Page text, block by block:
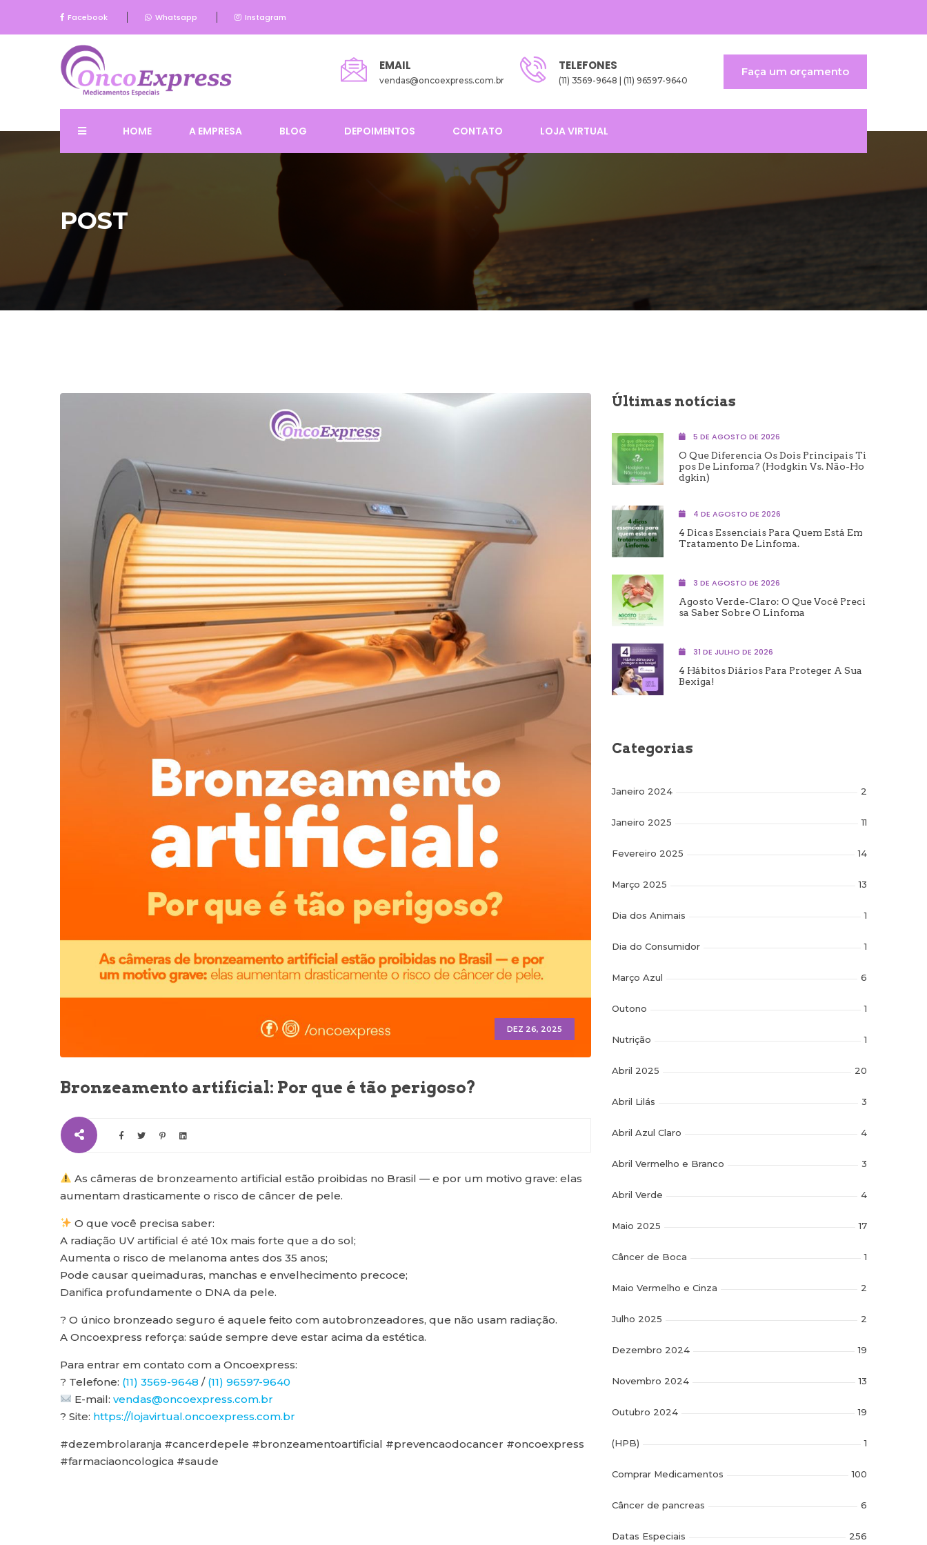
Facebook Whatsapp Instagram
EMAIL
vendas@oncoexpress.com.br
TELEFONES
(11) 3569-9648 | (11) 96597-9640
Faça um orçamento
HOME A EMPRESA BLOG DEPOIMENTOS CONTATO LOJA VIRTUAL
POST
DEZ 26, 2025
Bronzeamento artificial: Por que é tão perigoso?
As câmeras de bronzeamento artificial estão proibidas no Brasil — e por um motivo grave: elas
aumentam drasticamente o risco de câncer de pele.
O que você precisa saber:
A radiação UV artificial é até 10x mais forte que a do sol;
Aumenta o risco de melanoma antes dos 35 anos;
Pode causar queimaduras, manchas e envelhecimento precoce;
Danifica profundamente o DNA da pele.
? O único bronzeado seguro é aquele feito com autobronzeadores, que não usam radiação.
A Oncoexpress reforça: saúde sempre deve estar acima da estética.
Para entrar em contato com a Oncoexpress:
? Telefone: (11) 3569-9648 / (11) 96597-9640
E-mail:vendas@oncoexpress.com.br
? Site: https://lojavirtual.oncoexpress.com.br
#dezembrolaranja #cancerdepele #bronzeamentoartificial #prevencaodocancer #oncoexpress
#farmaciaoncologica #saude
Últimas notícias
5 DE AGOSTO DE 2026
O Que Diferencia Os Dois Principais Ti
Pos De Linfoma? (Hodgkin Vs. Não-Ho
Dgkin)
4 DE AGOSTO DE 2026
4 Dicas Essenciais Para Quem Está Em
Tratamento De Linfoma.
3 DE AGOSTO DE 2026
Agosto Verde-Claro: O Que Você Preci
Sa Saber Sobre O Linfoma
31 DE JULHO DE 2026
4 Hábitos Diários Para Proteger A Sua
Bexiga!
Categorias
Janeiro 2024 2
Janeiro 2025 11
Fevereiro 2025 14
Março 2025 13
Dia dos Animais 1
Dia do Consumidor 1
Março Azul 6
Outono 1
Nutrição 1
Abril 2025 20
Abril Lilás 3
Abril Azul Claro 4
Abril Vermelho e Branco 3
Abril Verde 4
Maio 2025 17
Câncer de Boca 1
Maio Vermelho e Cinza 2
Julho 2025 2
Dezembro 2024 19
Novembro 2024 13
Outubro 2024 19
(HPB) 1
Comprar Medicamentos 100
Câncer de pancreas 6
Datas Especiais 256